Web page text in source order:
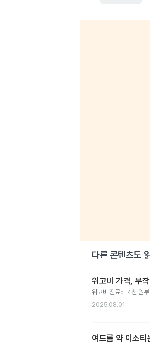
다른 콘텐츠도
위고비 가격, 부
위고비 진료비 4천 원
2025.08.01
여드름 약 이소